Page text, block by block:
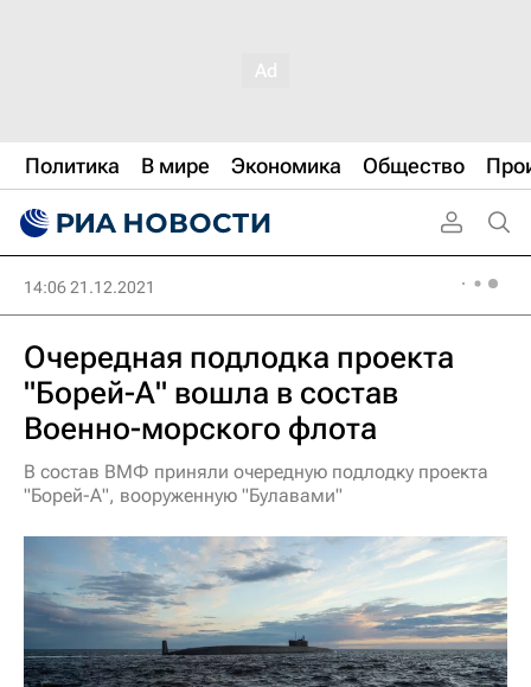
Политика В мире Экономика Общество
14:06 21.12.2021
Очередная подлодка проекта
"Борей-А" вошла в состав
Военно-морского флота
В состав ВМФ приняли очередную подлодку проекта
"Борей-А", вооруженную "Булавами"